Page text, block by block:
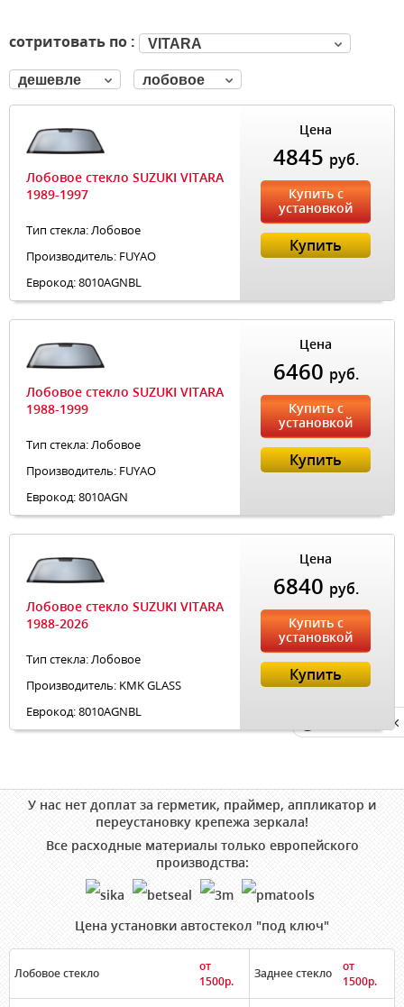
сотритовать по : VITARA
дешевле лобовое
Лобовое стекло SUZUKI VITARA
1989-1997
Тип стекла: Лобовое
Производитель: FUYAO
Еврокод: 8010AGNBL
Цена
4845 руб.
Купить с
установкой
Купить
Лобовое стекло SUZUKI VITARA
1988-1999
Тип стекла: Лобовое
Производитель: FUYAO
Еврокод: 8010AGN
Цена
6460 руб.
Купить с
установкой
Купить
Лобовое стекло SUZUKI VITARA
1988-2026
Тип стекла: Лобовое
Производитель: KMK GLASS
Еврокод: 8010AGNBL
Цена
6840 руб.
Купить с
установкой
Купить
У нас нет доплат за герметик, праймер, аппликатор и
переустановку крепежа зеркала!
Все расходные материалы только европейского
производства:
Цена установки автостекол "под ключ"
Лобовое стекло
от
1500р.
Заднее стекло
от
1500р.